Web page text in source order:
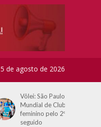
5 de agosto de 2026
Vôlei: São Paulo sedia
Mundial de Clubes
feminino pelo 2º ano
seguido